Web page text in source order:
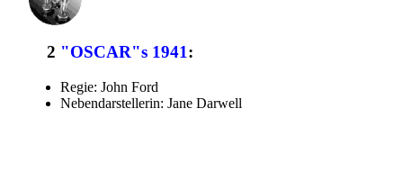
2 "OSCAR"s 1941:
Regie: John Ford
Nebendarstellerin: Jane Darwell